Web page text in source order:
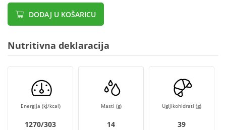
DODAJ U KOŠARICU
Nutritivna deklaracija
Energija (kJ/kcal)
1270/303
Masti (g)
14
Ugljikohidrati (g)
39